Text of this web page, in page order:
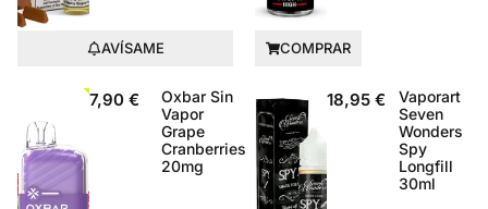
AVÍSAME COMPRAR
7,90 €
Oxbar Sin
Vapor
Grape
Cranberries
20mg
18,95 €
Vaporart
Seven
Wonders
Spy
Longfill
30ml